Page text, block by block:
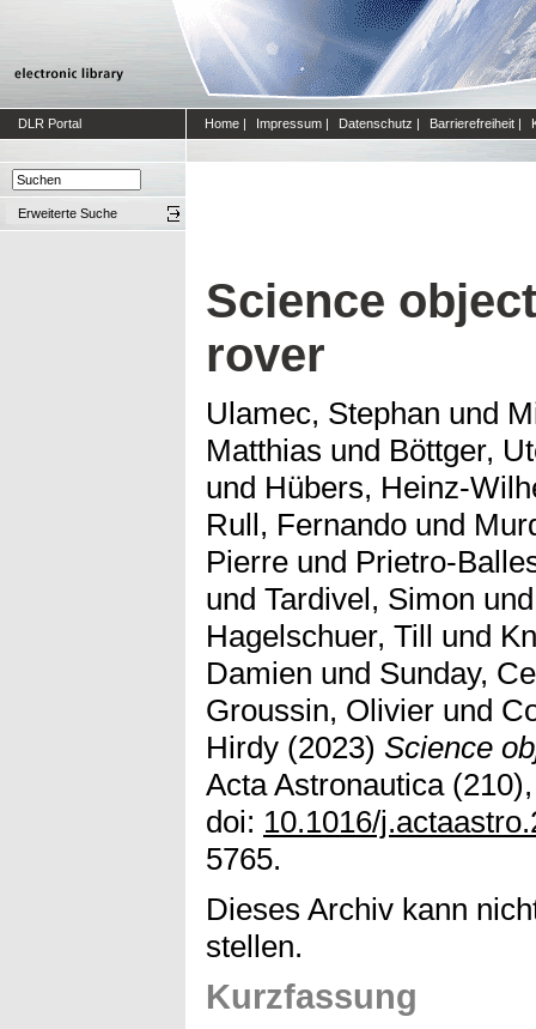
DLR Portal Home | Impressum | Datenschutz | Barrierefreiheit |
Erweiterte Suche
Science
rover
Ulamec, Stephan und
Matthias und Böttger,
und Hübers, Heinz-
Rull, Fernando und
Pierre und Prietro-
und Tardivel, Simon
Hagelschuer, Till und
Damien und Sunday,
Groussin, Olivier und
Hirdy (2023) Science
Acta Astronautica
doi: 10.1016/
5765.
Dieses Archiv kann
stellen.
Kurzfassung